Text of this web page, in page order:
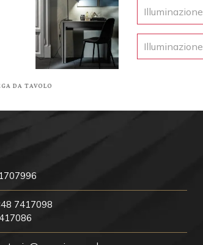
da tavolo
7417098